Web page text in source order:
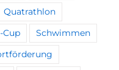
Quatrathlon
Cup Schwimmen